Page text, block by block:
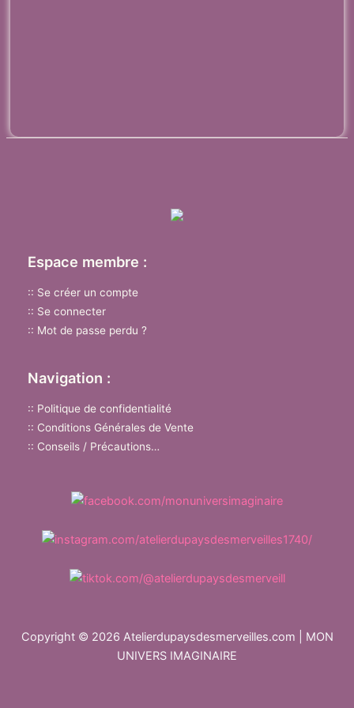
Espace membre :
:: Se créer un compte
:: Se connecter
:: Mot de passe perdu ?
Navigation :
:: Politique de confidentialité
:: Conditions Générales de Vente
:: Conseils / Précautions…
Copyright © 2026 Atelierdupaysdesmerveilles.com | MON
UNIVERS IMAGINAIRE